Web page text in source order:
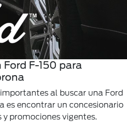
F-150 para
al buscar una Ford
es encontrar un concesionario
promociones vigentes.